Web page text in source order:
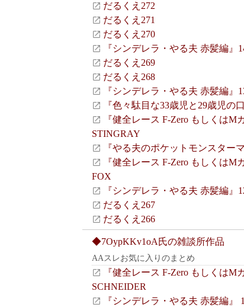
だるくえ272
だるくえ271
だるくえ270
『シンデレラ・やる夫 赤髪編』
だるくえ269
だるくえ268
『シンデレラ・やる夫 赤髪編』
『色々駄目な33歳児と29歳児の
『健全レース F-Zero もしくはM
STINGRAY
『やる夫のポケットモンスター
『健全レース F-Zero もしくは
FOX
『シンデレラ・やる夫 赤髪編』
だるくえ267
だるくえ266
◆7OypKKv1oA氏の雑談所作品
AAスレお気に入りのまとめ
『健全レース F-Zero もしくは
SCHNEIDER
『シンデレラ・やる夫 赤髪編』